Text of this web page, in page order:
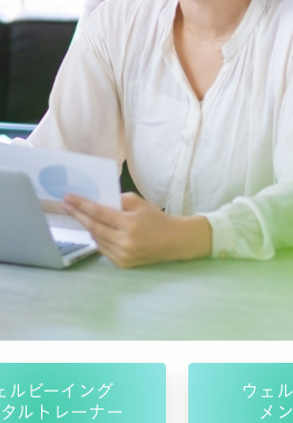
ルビーイング
ルトレーナー
ウェ
メ